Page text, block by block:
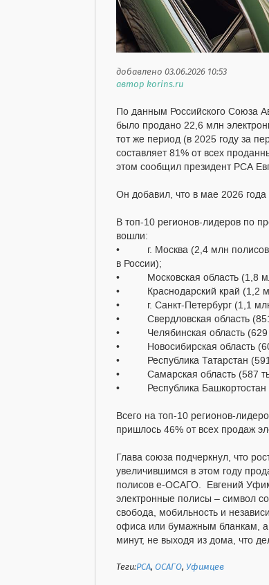
добавлено 03.06.2026 10:53
автор korins.ru
По данным Российского Союза
было продано 22,6 млн
тот же период (в 2025 году за
составляет 81% от всех
этом сообщил президент РСА
Он добавил, что в мае 2026
В топ-10 регионов-лидеров по
вошли:
• г. Москва (2,4 млн полисов
в России);
• Московская область (1,8
• Краснодарский край (1,2
• г. Санкт-Петербург (1,1
• Свердловская область
• Челябинская область (629
• Новосибирская область
• Республика Татарстан
• Самарская область (587
• Республика Башкортостан
Всего на топ-10 регионов-
пришлось 46% от всех продаж
Глава союза подчеркнул, что
увеличившимся в этом году
полисов е-ОСАГО. Евгений
электронные полисы – символ
свобода, мобильность и
офиса или бумажным бланкам,
минут, не выходя из дома, что
Теги:РСА,ОСАГО, Уфимцев